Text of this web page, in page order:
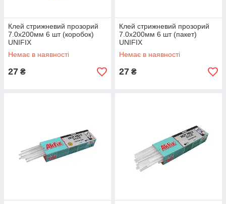
Клей стрижневий прозорий
7.0х200мм 6 шт (коробок)
UNIFIX
Немає в наявності
27 ₴
Клей стрижневий прозорий
7.0х200мм 6 шт (пакет)
UNIFIX
Немає в наявності
27 ₴